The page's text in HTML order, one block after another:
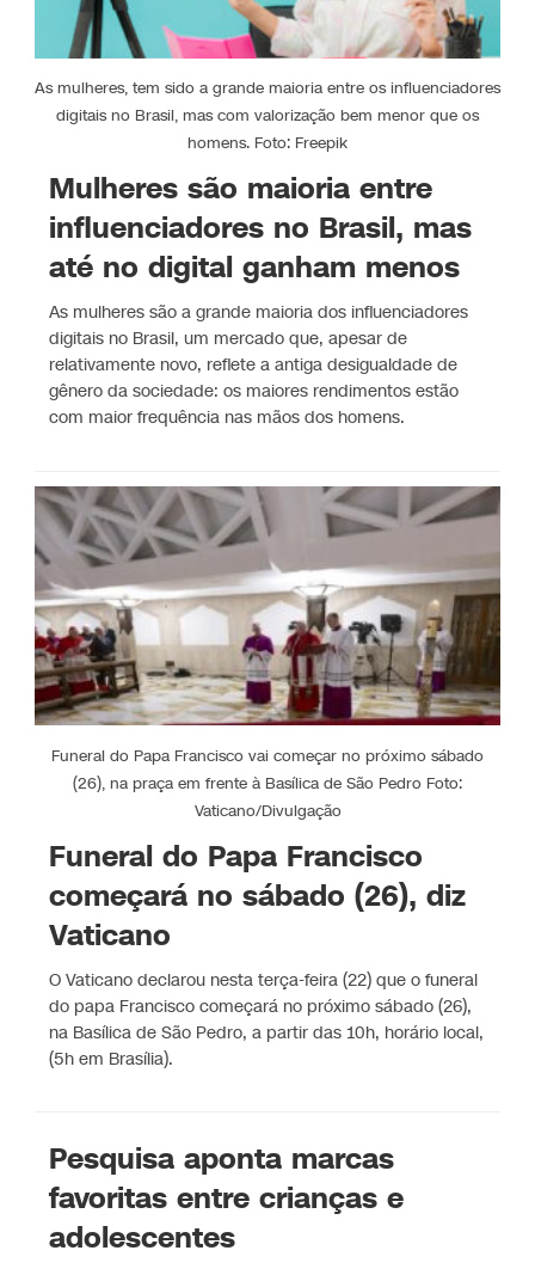
As mulheres, tem sido a grande maioria entre os influenciadores
digitais no Brasil, mas com valorização bem menor que os
homens. Foto: Freepik
Mulheres são maioria entre
influenciadores no Brasil, mas
até no digital ganham menos
As mulheres são a grande maioria dos influenciadores
digitais no Brasil, um mercado que, apesar de
relativamente novo, reflete a antiga desigualdade de
gênero da sociedade: os maiores rendimentos estão
com maior frequência nas mãos dos homens.
Funeral do Papa Francisco vai começar no próximo sábado
(26), na praça em frente à Basílica de São Pedro Foto:
Vaticano/Divulgação
Funeral do Papa Francisco
começará no sábado (26), diz
Vaticano
O Vaticano declarou nesta terça-feira (22) que o funeral
do papa Francisco começará no próximo sábado (26),
na Basílica de São Pedro, a partir das 10h, horário local,
(5h em Brasília).
Pesquisa aponta marcas
favoritas entre crianças e
adolescentes